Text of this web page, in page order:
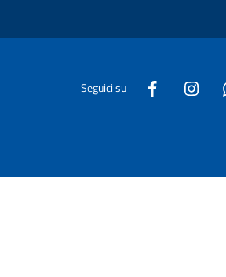
Seguici su